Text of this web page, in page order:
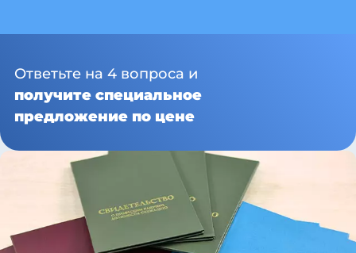
Ответьте на 4 вопроса и
получите специальное
предложение по цене